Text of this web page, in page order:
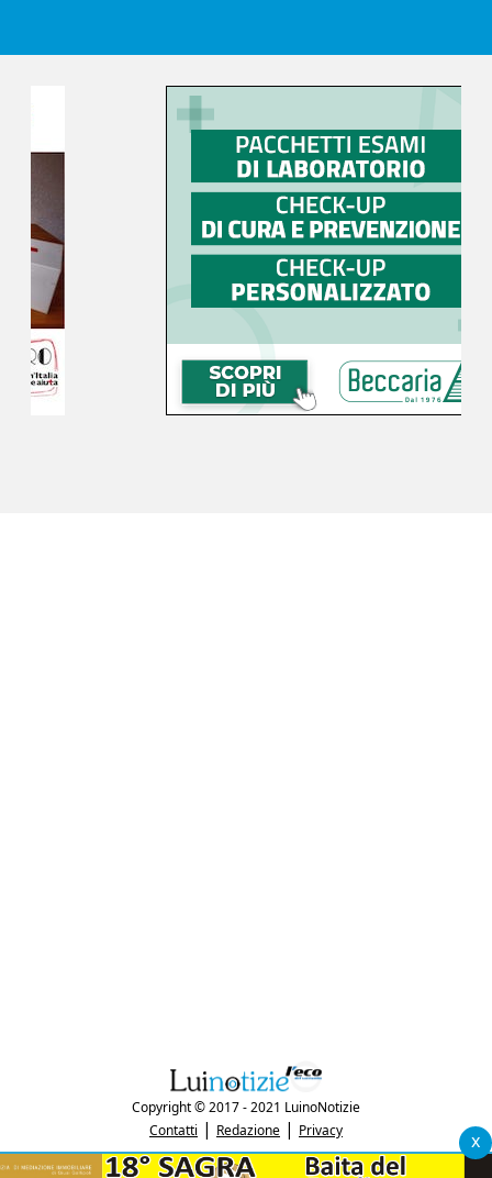
x
Copyright © 2017 - 2021 LuinoNotizie
Contatti | Redazione | Privacy
"Luinonotizie.it è una testata giornalistica iscritta al Registro Stampa del